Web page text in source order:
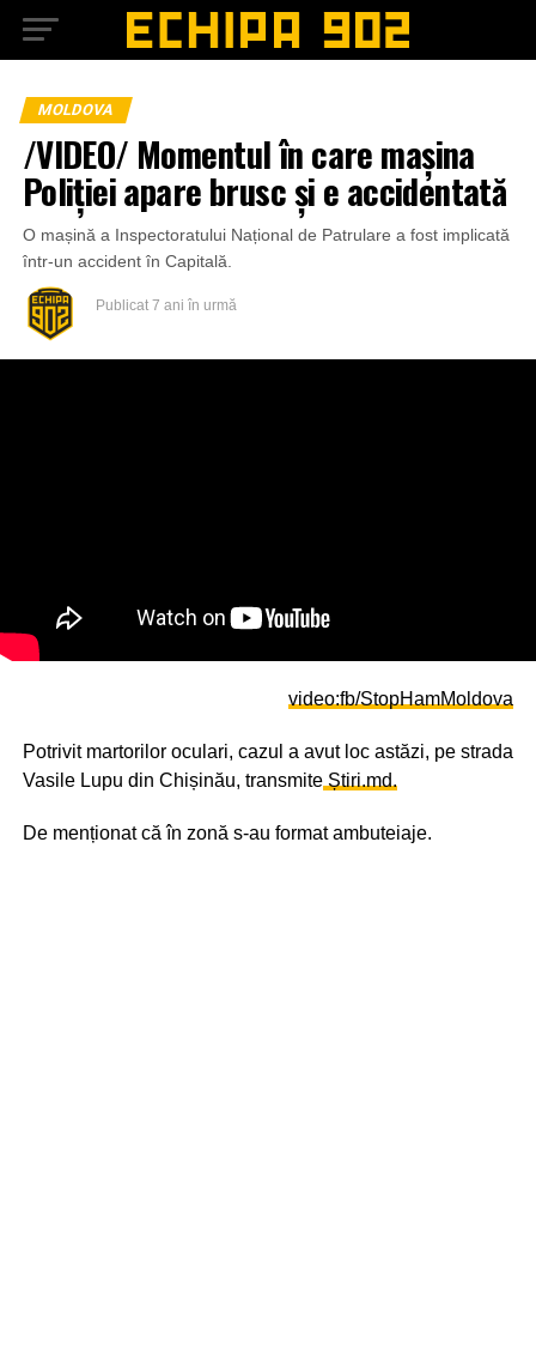
MOLDOVA
/VIDEO/ Momentul în care mașina
Poliției apare brusc și e accidentată
O mașină a Inspectoratului Național de Patrulare a fost implicată
într-un accident în Capitală.
Publicat 7 ani în urmă
video:fb/StopHamMoldova
Potrivit martorilor oculari, cazul a avut loc astăzi, pe strada
Vasile Lupu din Chișinău, transmiteȘtiri.md.
De menționat că în zonă s-au format ambuteiaje.